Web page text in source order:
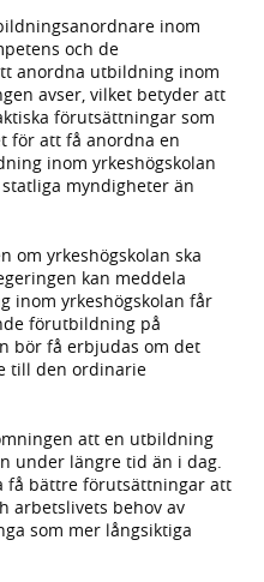
inom
och de
anordna utbildning inom
avser, vilket betyder att
förutsättningar som
för att få anordna en
inom yrkeshögskolan
myndigheter än
om yrkeshögskolan ska
kan meddela
inom yrkeshögskolan får
förutbildning på
bör få erbjudas om det
till den ordinarie
att en utbildning
under längre tid än i dag.
få bättre förutsättningar att
arbetslivets behov av
som mer långsiktiga